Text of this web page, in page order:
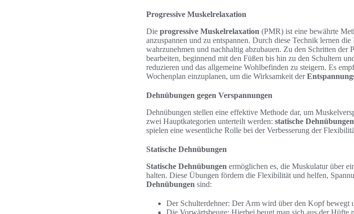
Progressive Muskelrelaxation
Die progressive Muskelrelaxation (PMR) ist eine bewährte
anzuspannen und zu entspannen. Durch diese Technik lernen
wahrzunehmen und nachhaltig abzubauen. Zu den Schritten der
bearbeiten, beginnend mit den Füßen bis hin zu den Schultern
reduzieren und das allgemeine Wohlbefinden zu steigern. Es
Wochenplan einzuplanen, um die Wirksamkeit der
Dehnübungen gegen Verspannungen
Dehnübungen stellen eine effektive Methode dar, um
zwei Hauptkategorien unterteilt werden: statische Dehnübungen
spielen eine wesentliche Rolle bei der Verbesserung der
Statische Dehnübungen
Statische Dehnübungen ermöglichen es, die Muskulatur über
halten. Diese Übungen fördern die Flexibilität und helfen,
Dehnübungen sind:
Der Schulterdehner: Der Arm wird über den Kopf bewegt
Die Vorwärtsbeuge: Hierbei beugt man sich aus der Hüfte